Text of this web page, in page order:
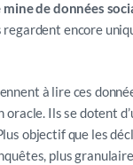
mine de données
encore
à lire ces
oracle. Ils se dotent
objectif que les
plus